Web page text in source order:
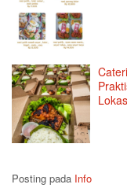
Posting pada Info